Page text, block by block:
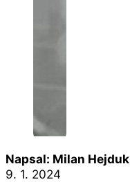
Napsal: Milan Hejduk
9. 1. 2024